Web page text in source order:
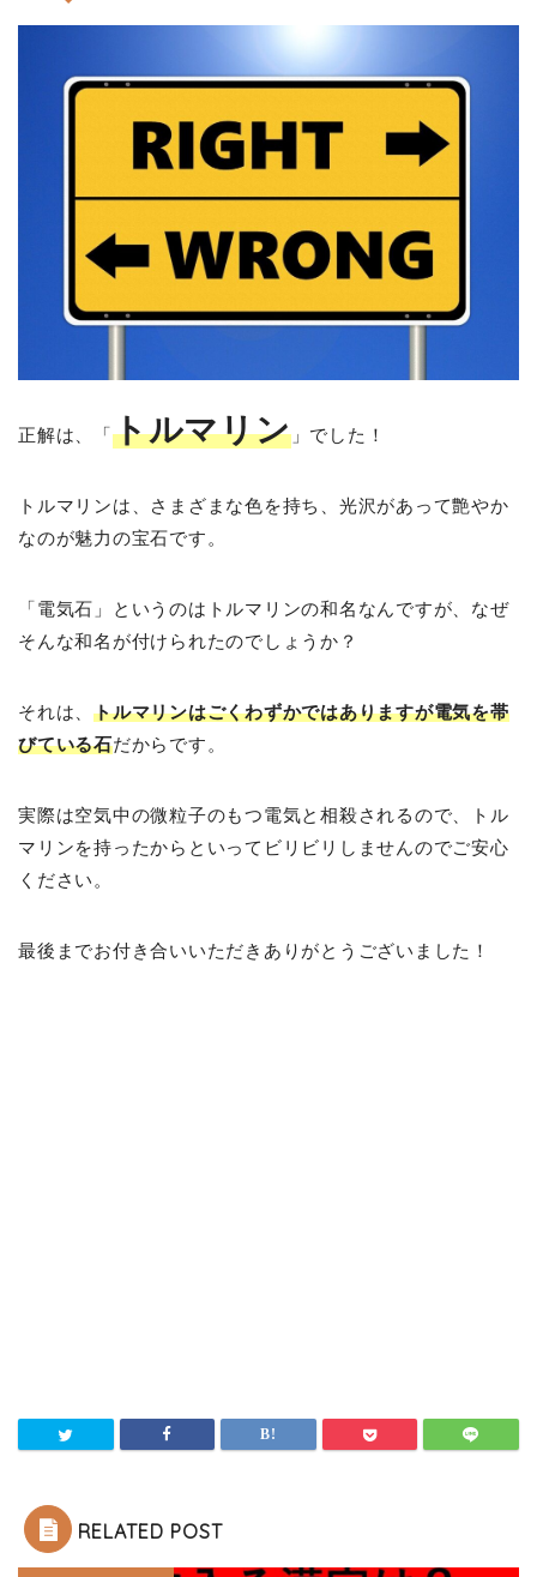
正解は、「トルマリン」でした！
トルマリンは、さまざまな色を持ち、光沢があって艶やか
なのが魅力の宝石です。
「電気石」というのはトルマリンの和名なんですが、なぜ
そんな和名が付けられたのでしょうか？
それは、トルマリンはごくわずかではありますが電気を帯
びている石だからです。
実際は空気中の微粒子のもつ電気と相殺されるので、トル
マリンを持ったからといってビリビリしませんのでご安心
ください。
最後までお付き合いいただきありがとうございました！
RELATED POST